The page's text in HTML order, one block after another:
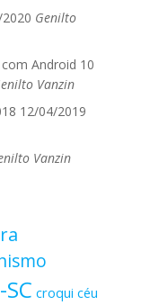
Genilto
Android 10
Vanzin
12/04/2019
Vanzin
croqui céu